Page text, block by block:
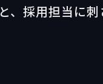
採用担当に刺